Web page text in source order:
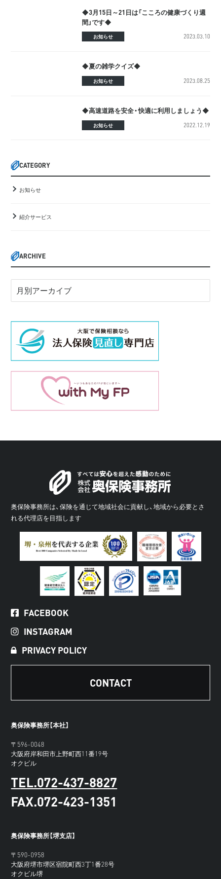
◆3月15日～21日は「こころの健康づくり週
間」です◆
お知らせ 2023.03.10
◆夏の雑学クイズ◆
お知らせ 2023.08.25
◆高速道路を安全・快適に利用しましょう◆
お知らせ 2022.12.19
CATEGORY
お知らせ
紹介サービス
ARCHIVE
奥保険事務所は、保険を通じて地域社会に貢献し、地域から必要とさ
れる代理店を目指します
FACEBOOK
INSTAGRAM
PRIVACY POLICY
CONTACT
奥保険事務所【本社】
〒596-0048
大阪府岸和田市上野町西11番19号
オクビル
TEL.072-437-8827
FAX.072-423-1351
奥保険事務所【堺支店】
〒590-0958
大阪府堺市堺区宿院町西3丁1番28号
オクビル堺